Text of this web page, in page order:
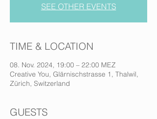
SEE OTHER EVENTS
TIME & LOCATION
08. Nov. 2024, 19:00 – 22:00 MEZ
Creative You, Glärnischstrasse 1, Thalwil,
Zürich, Switzerland
GUESTS